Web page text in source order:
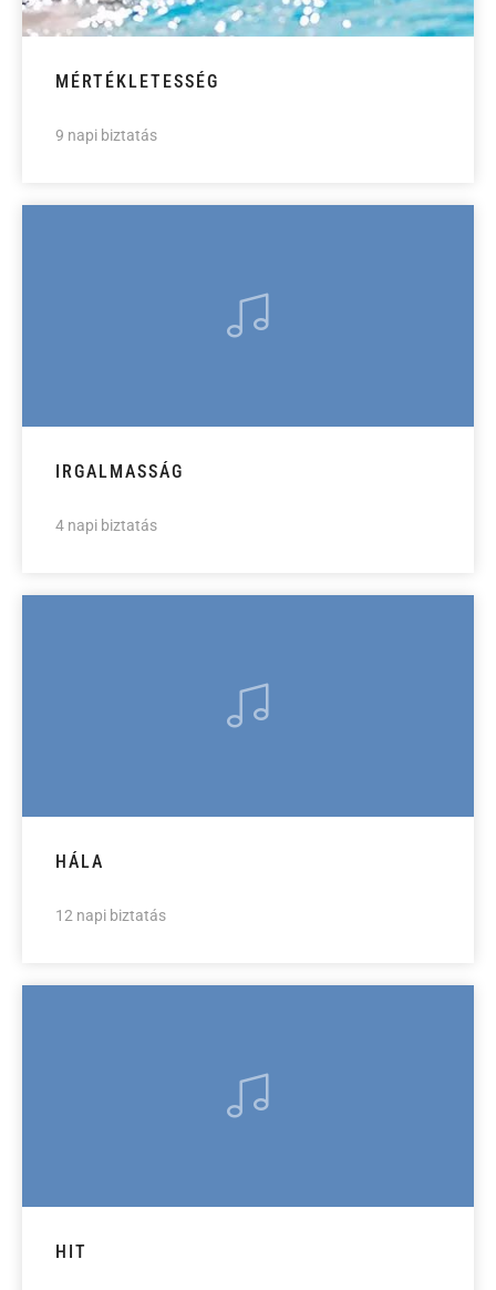
MÉRTÉKLETESSÉG
9 napi biztatás
IRGALMASSÁG
4 napi biztatás
HÁLA
12 napi biztatás
HIT